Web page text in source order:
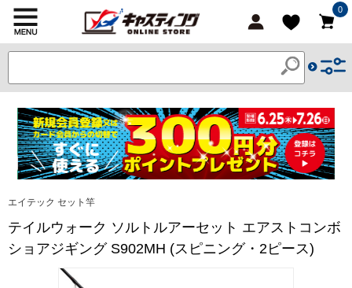
0
エイテック セット竿
テイルウォーク ソルトルアーセット エアストコンボ
ショアジギング S902MH (スピニング・2ピース)